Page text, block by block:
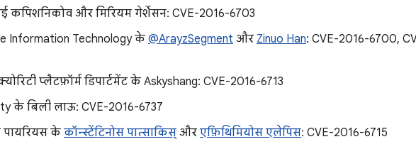
कपिशनिकोव और मिरियम गेर्शेंसन: CVE-2016-6703
Information Technology के @ArayzSegment और Zinuo Han: CVE-2016-6700,
प्लैटफ़ॉर्म डिपार्टमेंट के Askyshang: CVE-2016-6713
के बिली लाऊ: CVE-2016-6737
पायरियस के कॉन्स्टेंटिनोस पात्साकिस् और एफ़िथिमियोस एलेपिस: CVE-2016-6715